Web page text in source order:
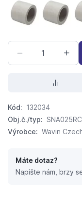
PPR nátrubek 63
PPR
Kód: 132034
Obj.č./typ:
Výrobce: Wavin
Máte dotaz?
Napište nám, brzy